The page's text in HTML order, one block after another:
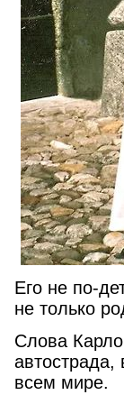
Его не по-
не только
Слова
автострада,
всем мире.